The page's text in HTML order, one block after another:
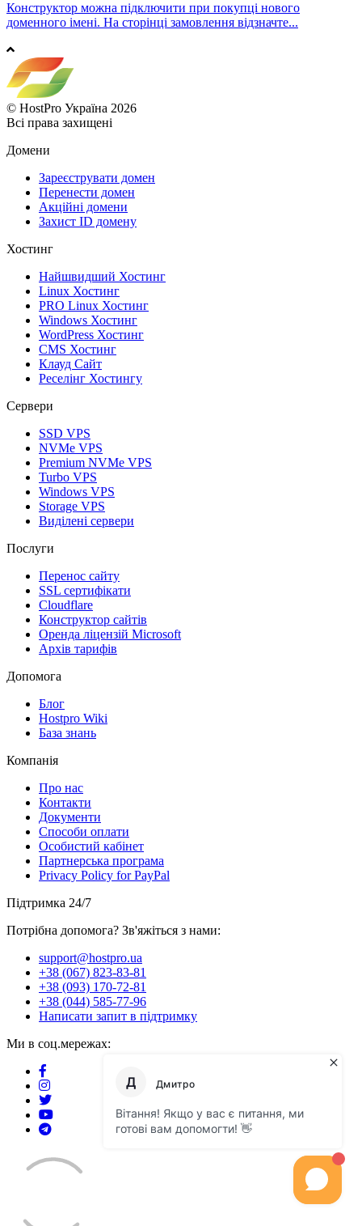
Конструктор можна підключити при покупці нового
доменного імені. На сторінці замовлення відзначте...
© HostPro Україна 2026
Всі права захищені
Домени
Зареєструвати домен
Перенести домен
Акційні домени
Захист ID домену
Хостинг
Найшвидший Хостинг
Linux Хостинг
PRO Linux Хостинг
Windows Хостинг
WordPress Хостинг
CMS Хостинг
Клауд Сайт
Реселінг Хостингу
Сервери
SSD VPS
NVMe VPS
Premium NVMe VPS
Turbo VPS
Windows VPS
Storage VPS
Виділені сервери
Послуги
Перенос сайту
SSL сертифікати
Clоudflare
Конструктор сайтів
Оренда ліцензій Microsoft
Архів тарифів
Допомога
Блог
Hostpro Wiki
База знань
Компанія
Про нас
Контакти
Документи
Способи оплати
Особистий кабінет
Партнерська програма
Privacy Policy for PayPal
Підтримка 24/7
Потрібна допомога? Зв'яжіться з нами:
support@hostpro.ua
+38 (067) 823-83-81
+38 (093) 170-72-81
+38 (044) 585-77-96
Написати запит в підтримку
Ми в соц.мережах: